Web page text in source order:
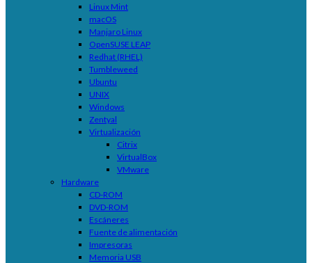
Linux Mint
macOS
Manjaro Linux
OpenSUSE LEAP
Redhat (RHEL)
Tumbleweed
Ubuntu
UNIX
Windows
Zentyal
Virtualización
Citrix
VirtualBox
VMware
Hardware
CD-ROM
DVD-ROM
Escáneres
Fuente de alimentación
Impresoras
Memoria USB